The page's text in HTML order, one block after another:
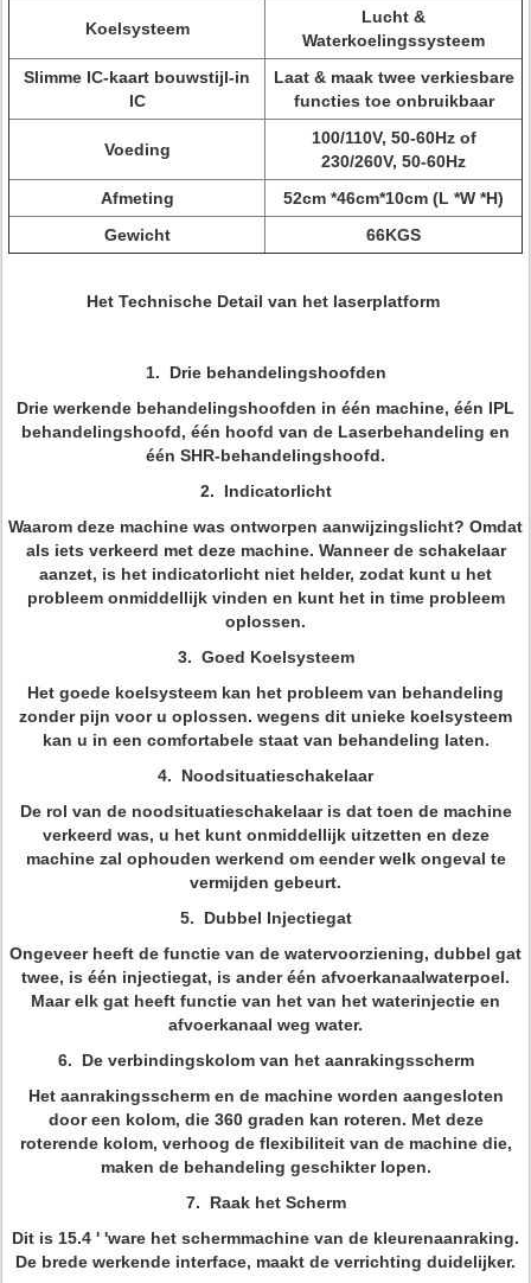
Koelsysteem
Lucht &
Waterkoelingssysteem
Slimme IC-kaart bouwstijl-in
IC
Laat & maak twee verkiesbare
functies toe onbruikbaar
Voeding
100/110V, 50-60Hz of
230/260V, 50-60Hz
Afmeting
52cm *46cm*10cm (L *W *H)
Gewicht
66KGS
Het Technische Detail van het laserplatform
1. Drie behandelingshoofden
Drie werkende behandelingshoofden in één machine, één IPL
behandelingshoofd, één hoofd van de Laserbehandeling en
één SHR-behandelingshoofd.
2. Indicatorlicht
Waarom deze machine was ontworpen aanwijzingslicht? Omdat
als iets verkeerd met deze machine. Wanneer de schakelaar
aanzet, is het indicatorlicht niet helder, zodat kunt u het
probleem onmiddellijk vinden en kunt het in time probleem
oplossen.
3. Goed Koelsysteem
Het goede koelsysteem kan het probleem van behandeling
zonder pijn voor u oplossen. wegens dit unieke koelsysteem
kan u in een comfortabele staat van behandeling laten.
4. Noodsituatieschakelaar
De rol van de noodsituatieschakelaar is dat toen de machine
verkeerd was, u het kunt onmiddellijk uitzetten en deze
machine zal ophouden werkend om eender welk ongeval te
vermijden gebeurt.
5. Dubbel Injectiegat
Ongeveer heeft de functie van de watervoorziening, dubbel gat
twee, is één injectiegat, is ander één afvoerkanaalwaterpoel.
Maar elk gat heeft functie van het van het waterinjectie en
afvoerkanaal weg water.
6. De verbindingskolom van het aanrakingsscherm
Het aanrakingsscherm en de machine worden aangesloten
door een kolom, die 360 graden kan roteren. Met deze
roterende kolom, verhoog de flexibiliteit van de machine die,
maken de behandeling geschikter lopen.
7. Raak het Scherm
Dit is 15.4 ' 'ware het schermmachine van de kleurenaanraking.
De brede werkende interface, maakt de verrichting duidelijker.